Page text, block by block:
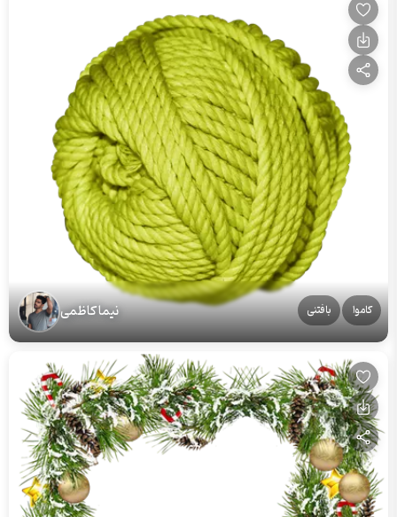
کاموا بافتنی نیما کاظمی